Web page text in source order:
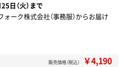
日（火）まで
ォーク株式会社（事務服）からお届け
販売価格（税込） ￥4,190